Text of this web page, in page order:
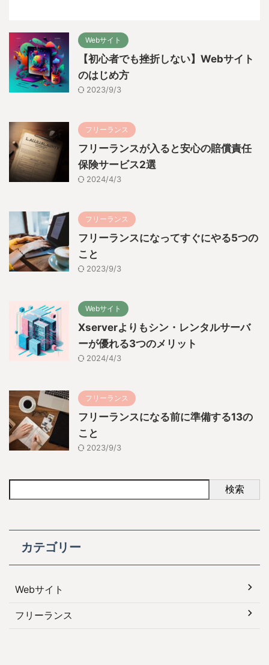
Webサイト
【初心者でも挫折しない】Webサイト
のはじめ方
2023/9/3
フリーランス
フリーランスが入ると安心の賠償責任
保険サービス2選
2024/4/3
フリーランス
フリーランスになってすぐにやる5つの
こと
2023/9/3
Webサイト
Xserverよりもシン・レンタルサーバ
ーが優れる3つのメリット
2024/4/3
フリーランス
フリーランスになる前に準備する13の
こと
2023/9/3
検索
カテゴリー
Webサイト
フリーランス